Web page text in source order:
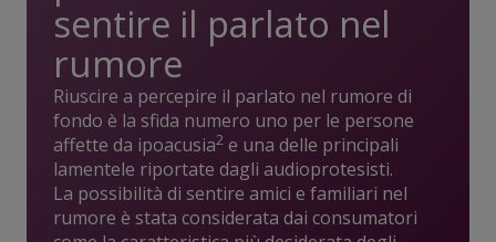
sentire il parlato nel
rumore
Riuscire a percepire il parlato nel rumore di
fondo è la sfida numero uno per le persone
affette da ipoacusia2 e una delle principali
lamentele riportate dagli audioprotesisti.
La possibilità di sentire amici e familiari nel
rumore è stata considerata dai consumatori